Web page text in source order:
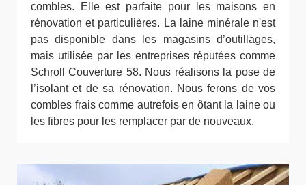
combles. Elle est parfaite pour les maisons en
rénovation et particulières. La laine minérale n'est
pas disponible dans les magasins d’outillages,
mais utilisée par les entreprises réputées comme
Schroll Couverture 58. Nous réalisons la pose de
l’isolant et de sa rénovation. Nous ferons de vos
combles frais comme autrefois en ôtant la laine ou
les fibres pour les remplacer par de nouveaux.